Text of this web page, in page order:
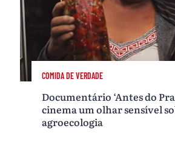
COMIDA DE VERDADE
Documentário ‘Antes do
cinema um olhar sensível
agroecologia